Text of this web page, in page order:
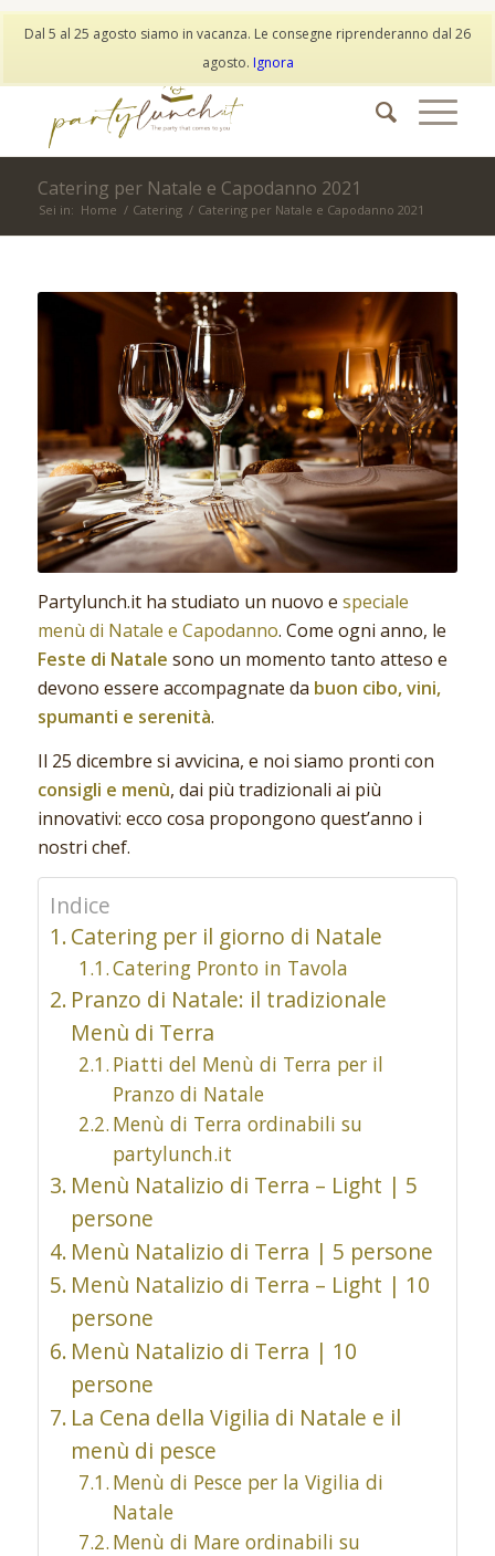
My Account
Wishlist
Catering per Natale e Capodanno 2021
Sei in: Home / Catering / Catering per Natale e Capodanno 2021
Partylunch.it ha studiato un nuovo e speciale
menù di Natale e Capodanno. Come ogni anno, le
Feste di Natale sono un momento tanto atteso e
devono essere accompagnate da buon cibo, vini,
spumanti e serenità.
Il 25 dicembre si avvicina, e noi siamo pronti con
consigli e menù, dai più tradizionali ai più
innovativi: ecco cosa propongono quest’anno i
nostri chef.
Indice
Catering per il giorno di Natale
Catering Pronto in Tavola
Pranzo di Natale: il tradizionale
Menù di Terra
Piatti del Menù di Terra per il
Pranzo di Natale
Menù di Terra ordinabili su
partylunch.it
Menù Natalizio di Terra – Light | 5
persone
Menù Natalizio di Terra | 5 persone
Menù Natalizio di Terra – Light | 10
persone
Menù Natalizio di Terra | 10
persone
La Cena della Vigilia di Natale e il
menù di pesce
Menù di Pesce per la Vigilia di
Natale
Menù di Mare ordinabili su
Dal 5 al 25 agosto siamo in vacanza. Le consegne riprenderanno dal 26
agosto. Ignora